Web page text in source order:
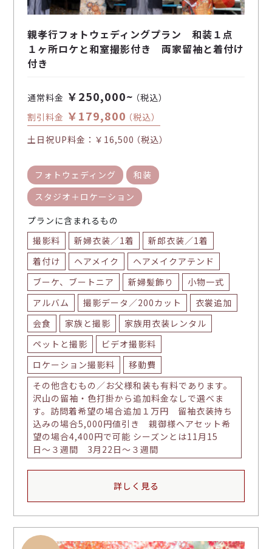
親孝行フォトウェディングプラン 和装１点
１ヶ所ロケと和室撮影付き 両家留袖と着付け
付き
通常料金 ￥250,000~（税込）
割引料金 ￥179,800（税込）
土日祝UP料金： ￥16,500（税込）
フォトウェディング
和装
スタジオ＋ロケーション
プランに含まれるもの
撮影料
新婦衣装／1着
新郎衣装／1着
着付け
ヘアメイク
ヘアメイクアテンド
ブーケ、ブートニア
新婦髪飾り
小物一式
アルバム
撮影データ／200カット
衣裳追加
会食
家族と撮影
家族用衣装レンタル
ペットと撮影
ビデオ撮影料
ロケーション撮影料
移動費
その他含むもの／お父様和装も有料であります。
沢山の留袖・色打掛から追加料金なしで選べま
す。訪問着希望の場合追加１万円 留袖衣装持ち
込みの場合5,000円値引き 親御様ヘアセット希
望の場合4,400円で可能 シーズンとは11月15
日〜３週間 3月22日〜３週間
詳しく見る